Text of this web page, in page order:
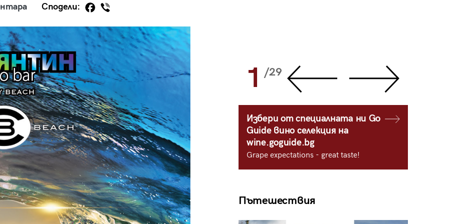
Сподели:
29/29 1 /29
Избери от специалната ни Go
Guide вино селекция на
wine.goguide.bg
Grape expectations - great taste!
Пътешествия